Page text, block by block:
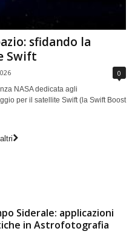
sfidando la
Swift
0
NASA dedicata agli
per il satellite Swift (la Swift Boost
Siderale: applicazioni
in Astrofotografia